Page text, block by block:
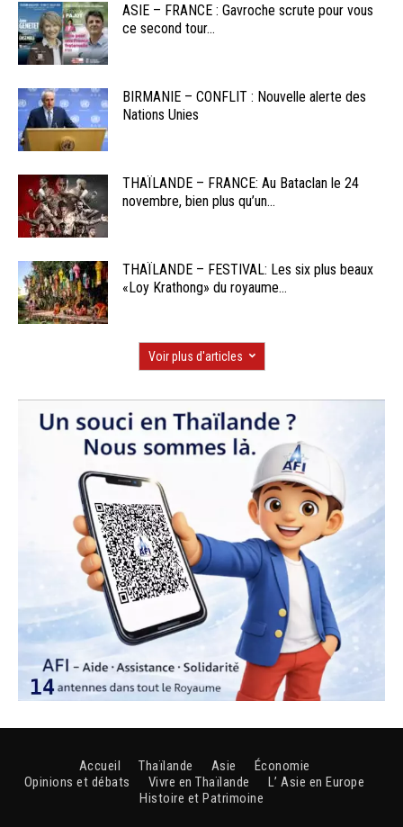
ASIE – FRANCE : Gavroche scrute pour vous
ce second tour...
BIRMANIE – CONFLIT : Nouvelle alerte des
Nations Unies
THAÏLANDE – FRANCE: Au Bataclan le 24
novembre, bien plus qu’un...
THAÏLANDE – FESTIVAL: Les six plus beaux
«Loy Krathong» du royaume...
Voir plus d'articles
Accueil Thaïlande Asie
Économie
Opinions et débats
Vivre en Thaïlande
L’ Asie en Europe
Histoire et Patrimoine